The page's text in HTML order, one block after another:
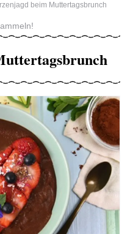
beim Muttertagsbrunch